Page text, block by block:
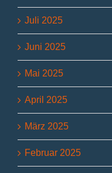
Juli 2025
Juni 2025
Mai 2025
April 2025
März 2025
Februar 2025